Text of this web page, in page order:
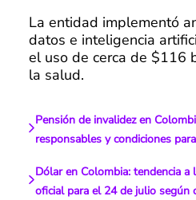
La entidad implementó
datos e inteligencia
el uso de cerca de $116
la salud.
Pensión de invalidez en
responsables y condiciones
Dólar en Colombia: tendencia a
oficial para el 24 de julio según